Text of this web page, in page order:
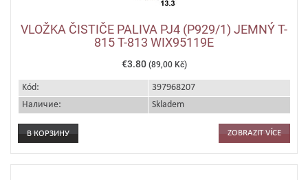
VLOŽKA ČISTIČE PALIVA PJ4 (P929/1) JEMNÝ T-
815 T-813 WIX95119E
€3.80 (89,00 Kč)
Kód:
397968207
Наличие:
Skladem
ZOBRAZIT VÍCE